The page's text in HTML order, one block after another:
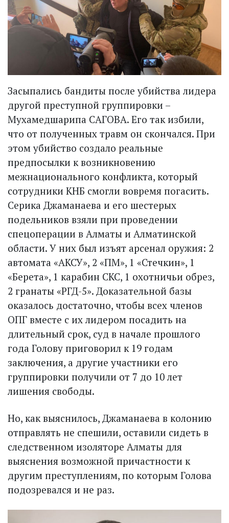
Засыпались бандиты после убийства лидера
другой преступной группировки –
Мухамедшарипа САГОВА. Его так избили,
что от полученных травм он скончался. При
этом убийство создало реальные
предпосылки к возникновению
межнационального конфликта, который
сотрудники КНБ смогли вовремя погасить.
Серика Джаманаева и его шестерых
подельников взяли при проведении
спецоперации в Алматы и Алматинской
области. У них был изъят арсенал оружия: 2
автомата «АКСУ», 2 «ПМ», 1 «Стечкин», 1
«Берета», 1 карабин СКС, 1 охотничьи обрез,
2 гранаты «РГД-5». Доказательной базы
оказалось достаточно, чтобы всех членов
ОПГ вместе с их лидером посадить на
длительный срок, суд в начале прошлого
года Голову приговорил к 19 годам
заключения, а другие участники его
группировки получили от 7 до 10 лет
лишения свободы.
Но, как выяснилось, Джаманаева в колонию
отправлять не спешили, оставили сидеть в
следственном изоляторе Алматы для
выяснения возможной причастности к
другим преступлениям, по которым Голова
подозревался и не раз.